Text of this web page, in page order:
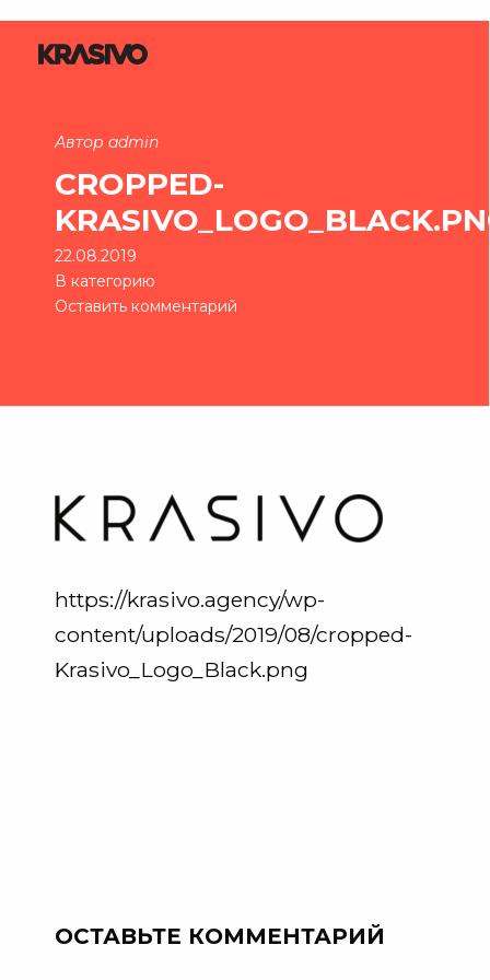
Автор admin
CROPPED-
22.08.2019
В категорию
Оставить комментарий
https://krasivo.agency/wp-
content/uploads/2019/08/cropped-
Krasivo_Logo_Black.png
ОСТАВЬТЕ КОММЕНТАРИЙ